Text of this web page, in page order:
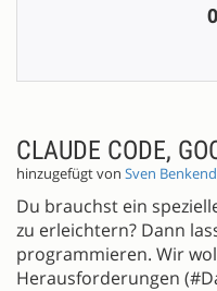
CLAUDE CODE,
hinzugefügt von Sven
Du brauchst ein
zu erleichtern? Dann
programmieren. Wir
Herausforderungen